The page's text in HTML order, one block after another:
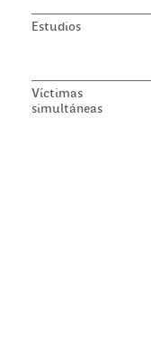
Estudios
Víctimas
simultáneas